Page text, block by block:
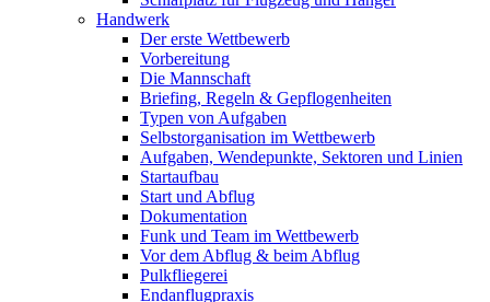
Handwerk
Der erste Wettbewerb
Vorbereitung
Die Mannschaft
Briefing, Regeln & Gepflogenheiten
Typen von Aufgaben
Selbstorganisation im Wettbewerb
Aufgaben, Wendepunkte, Sektoren und Linien
Startaufbau
Start und Abflug
Dokumentation
Funk und Team im Wettbewerb
Vor dem Abflug & beim Abflug
Pulkfliegerei
Endanflugpraxis